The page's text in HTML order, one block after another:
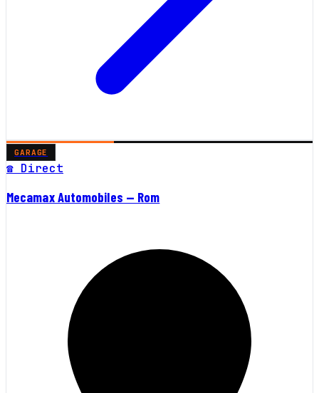
GARAGE
☎ Direct
Mecamax Automobiles — Rom